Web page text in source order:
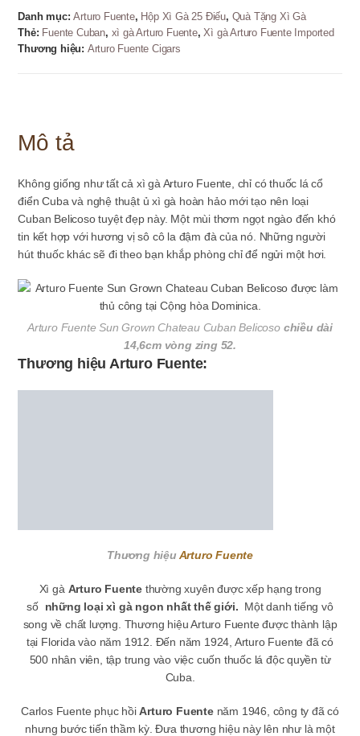
điếu
Danh mục:Arturo Fuente, Hộp Xì Gà 25 Điếu, Quà Tặng Xì Gà
Thẻ: Fuente Cuban, xì gà Arturo Fuente,Xì gà Arturo Fuente Imported
Thương hiệu: Arturo Fuente Cigars
Mô tả
Không giống như tất cả xì gà Arturo Fuente, chỉ có thuốc lá cổ
điển Cuba và nghệ thuật ủ xì gà hoàn hảo mới tạo nên loại
Cuban Belicoso tuyệt đẹp này. Một mùi thơm ngọt ngào đến khó
tin kết hợp với hương vị sô cô la đậm đà của nó. Những người
hút thuốc khác sẽ đi theo bạn khắp phòng chỉ để ngửi một hơi.
Arturo Fuente Sun Grown Chateau Cuban Belicoso chiều dài
14,6cm vòng zing 52.
Thương hiệu Arturo Fuente:
Thương hiệu Arturo Fuente
Xì gà Arturo Fuentethường xuyên được xếp hạng trong
số những loại xì gà ngon nhất thế giới. Một danh tiếng vô
song về chất lượng. Thương hiệu Arturo Fuente được thành lập
tại Florida vào năm 1912. Đến năm 1924, Arturo Fuente đã có
500 nhân viên, tập trung vào việc cuốn thuốc lá độc quyền từ
Cuba.
Carlos Fuente phục hồiArturo Fuentenăm 1946, công ty đã có
nhưng bước tiến thầm kỳ. Đưa thương hiệu này lên như là một